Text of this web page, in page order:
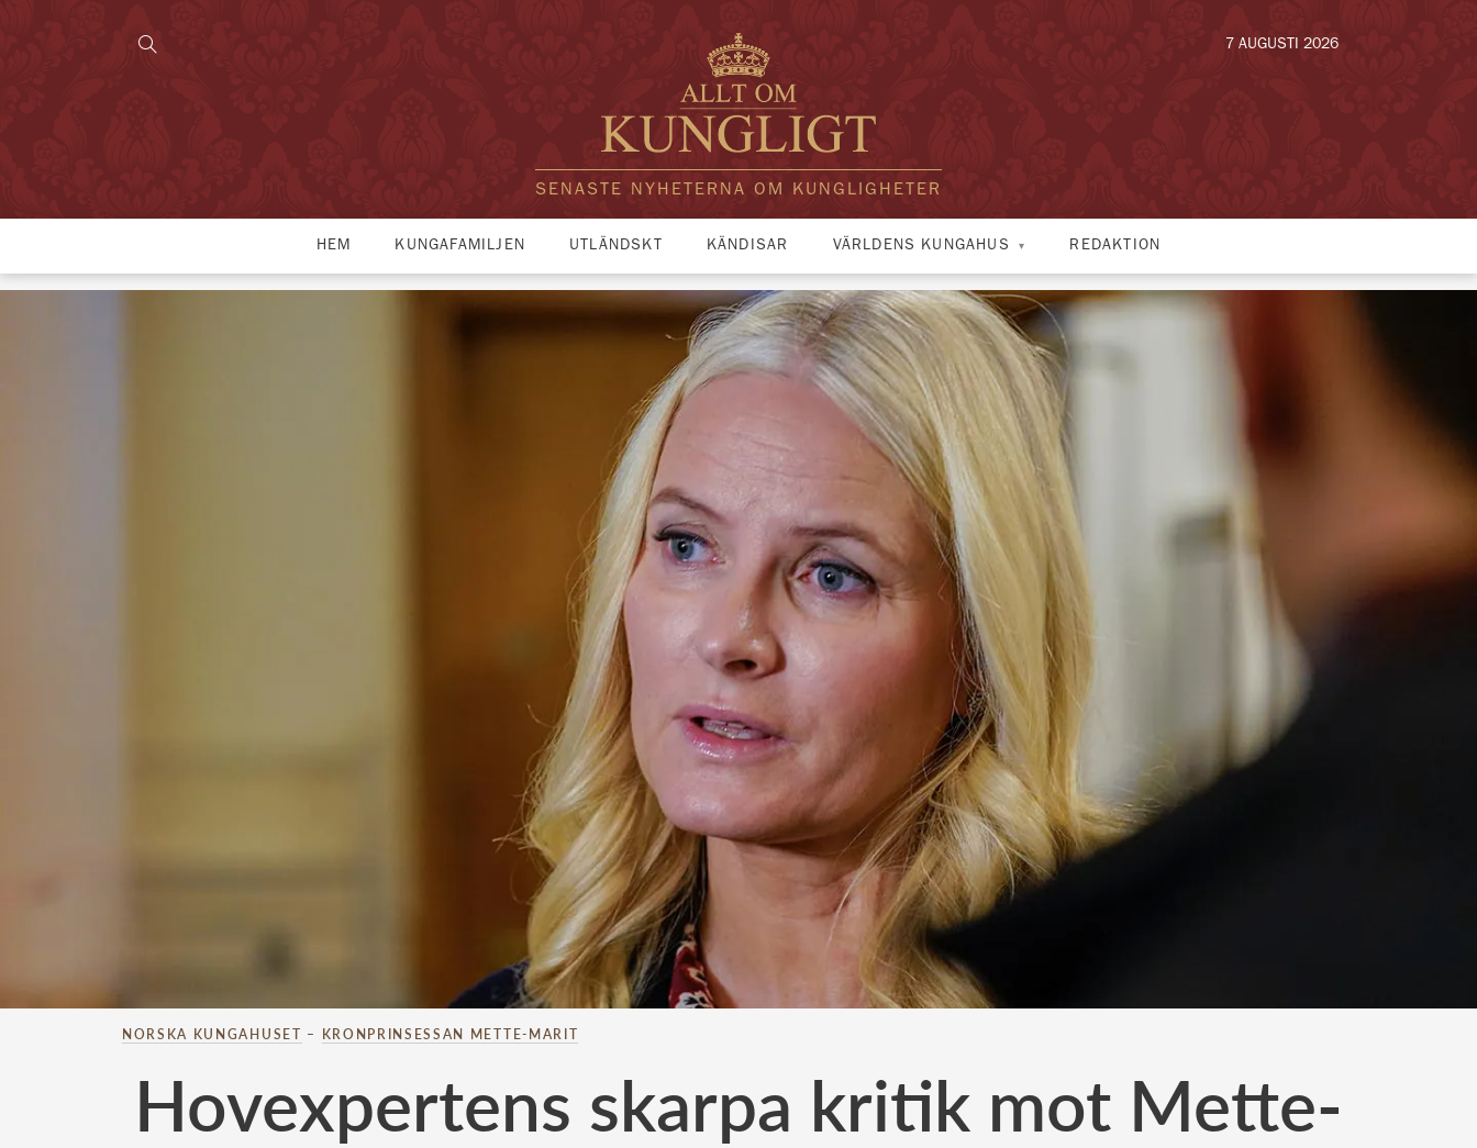
SENASTE NYHETERNA OM KUNGLIGHETER
7 AUGUSTI 2026
HEM KUNGAFAMILJEN UTLÄNDSKT KÄNDISAR VÄRLDENS KUNGAHUS REDAKTION
NORSKA KUNGAHUSET – KRONPRINSESSAN METTE-MARIT
Hovexpertens skarpa kritik mot Mette-